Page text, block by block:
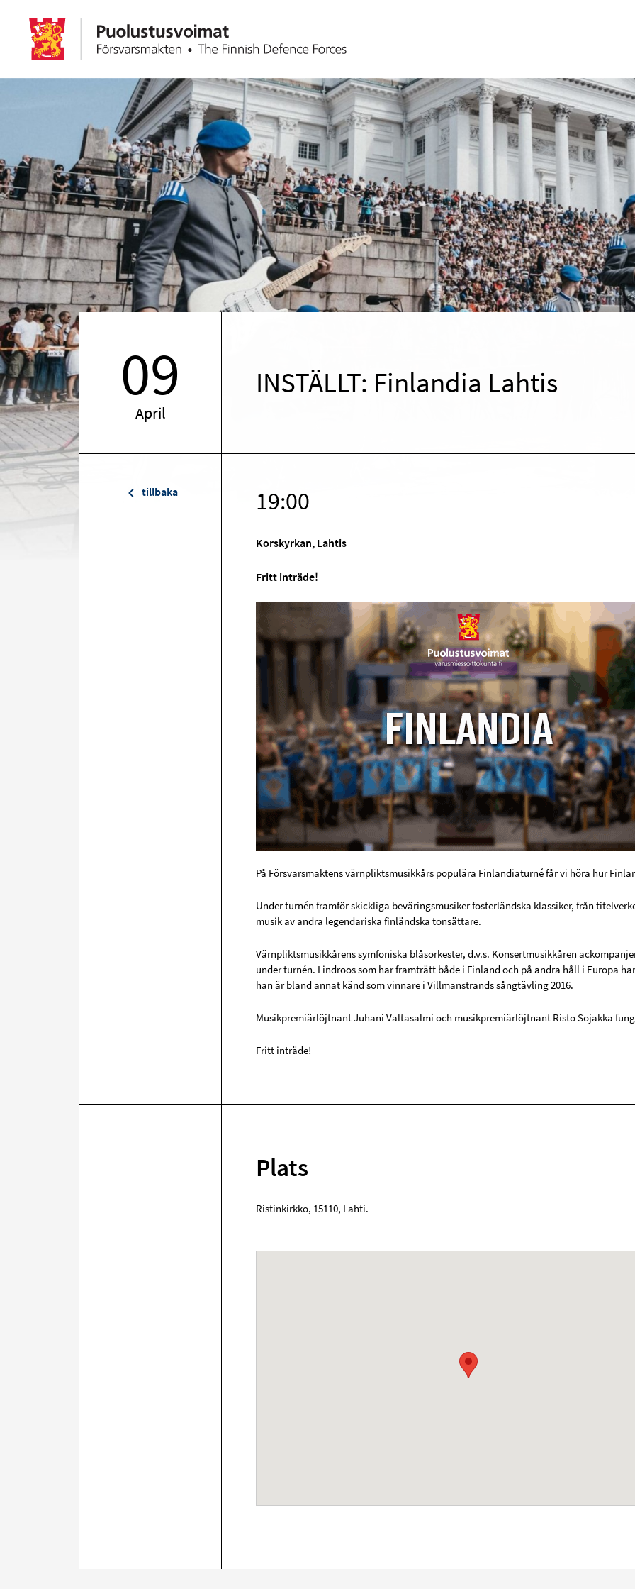
09
April
INSTÄLLT: Finlandia Lahtis
tillbaka 19:00
Korskyrkan, Lahtis
Fritt inträde!
På Försvarsmaktens värnpliktsmusikkårs populära Finlandiaturné får vi höra hur
Under turnén framför skickliga beväringsmusiker fosterländska klassiker, från
musik av andra legendariska finländska tonsättare.
Värnpliktsmusikkårens symfoniska blåsorkester, d.v.s. Konsertmusikkåren
under turnén. Lindroos som har framträtt både i Finland och på andra håll i Europa
han är bland annat känd som vinnare i Villmanstrands sångtävling 2016.
Musikpremiärlöjtnant Juhani Valtasalmi och musikpremiärlöjtnant Risto Sojakka
Fritt inträde!
Plats
Ristinkirkko, 15110, Lahti.